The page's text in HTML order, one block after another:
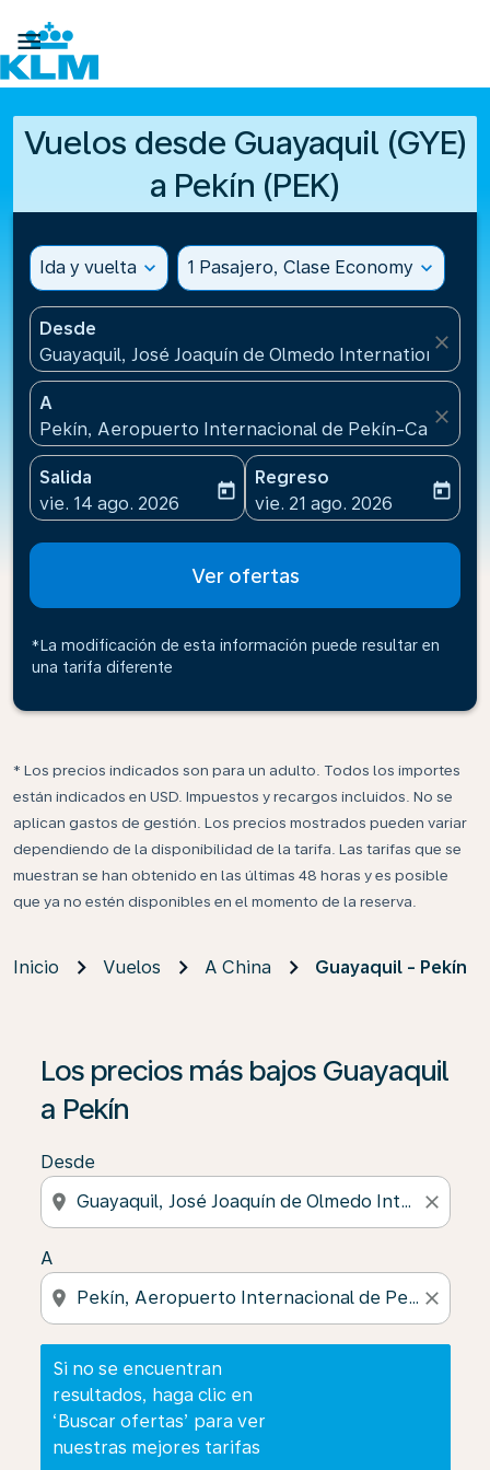

Vuelos desde Guayaquil (GYE)
a Pekín (PEK)
Ida y vuelta expand_more 1 Pasajero, Clase Economy expand_more
Desde
Guayaquil, José Joaquín de Olmedo International
close
A
Pekín, Aeropuerto Internacional de Pekín-
close
Salida
fc-booking-departure-date-aria-label
vie. 14 ago. 2026
today
Regreso
fc-booking-return-date-
vie. 21 ago. 2026
today
Ver ofertas
*La modificación de esta información puede resultar en
una tarifa diferente
* Los precios indicados son para un adulto. Todos los importes
están indicados en USD. Impuestos y recargos incluidos. No se
aplican gastos de gestión. Los precios mostrados pueden variar
dependiendo de la disponibilidad de la tarifa. Las tarifas que se
muestran se han obtenido en las últimas 48 horas y es posible
que ya no estén disponibles en el momento de la reserva.
Inicio Vuelos A China Guayaquil - Pekín
Los precios más bajos Guayaquil
a Pekín
Desde
location_on close
A
location_on close
Si no se encuentran
resultados, haga clic en
‘Buscar ofertas’ para ver
nuestras mejores tarifas
Si no se encuentran resultados, haga clic en ‘Buscar